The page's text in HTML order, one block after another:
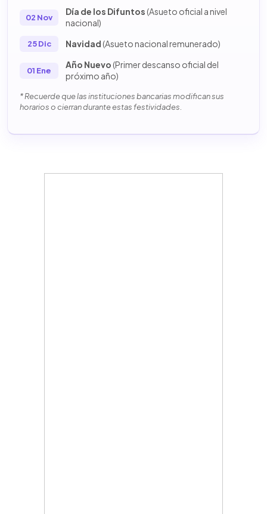
02 Nov
Día de los Difuntos(Asueto oficial a nivel
nacional)
25 Dic Navidad(Asueto nacional remunerado)
01 Ene
Año Nuevo(Primer descanso oficial del
próximo año)
* Recuerde que las instituciones bancarias modifican sus
horarios o cierran durante estas festividades.